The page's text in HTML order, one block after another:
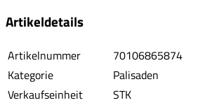
Artikeldetails
Artikelnummer
70106865874
Kategorie
Palisaden
Verkaufseinheit
STK